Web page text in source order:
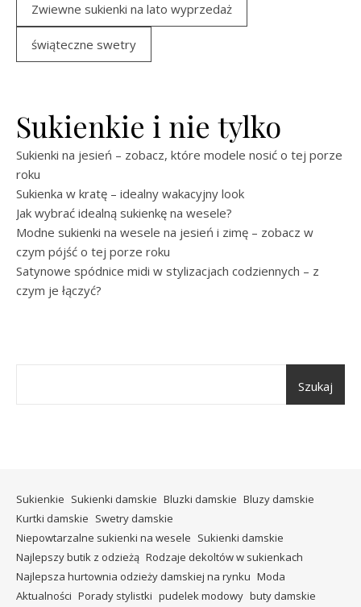
Zwiewne sukienki na lato wyprzedaż
świąteczne swetry
Sukienkie i nie tylko
Sukienki na jesień – zobacz, które modele nosić o tej porze
roku
Sukienka w kratę – idealny wakacyjny look
Jak wybrać idealną sukienkę na wesele?
Modne sukienki na wesele na jesień i zimę – zobacz w
czym pójść o tej porze roku
Satynowe spódnice midi w stylizacjach codziennych – z
czym je łączyć?
Szukaj
Sukienkie Sukienki damskie Bluzki damskie Bluzy damskie
Kurtki damskie Swetry damskie
Niepowtarzalne sukienki na wesele Sukienki damskie
Najlepszy butik z odzieżą Rodzaje dekoltów w sukienkach
Najlepsza hurtownia odzieży damskiej na rynku Moda
Aktualności Porady stylistki pudelek modowy buty damskie